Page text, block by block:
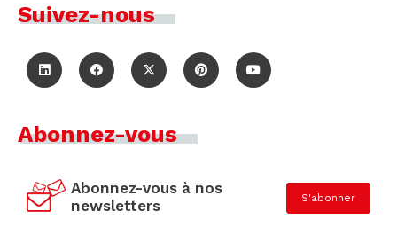
Suivez-nous
Abonnez-vous
Abonnez-vous à nos
newsletters
S'abonner